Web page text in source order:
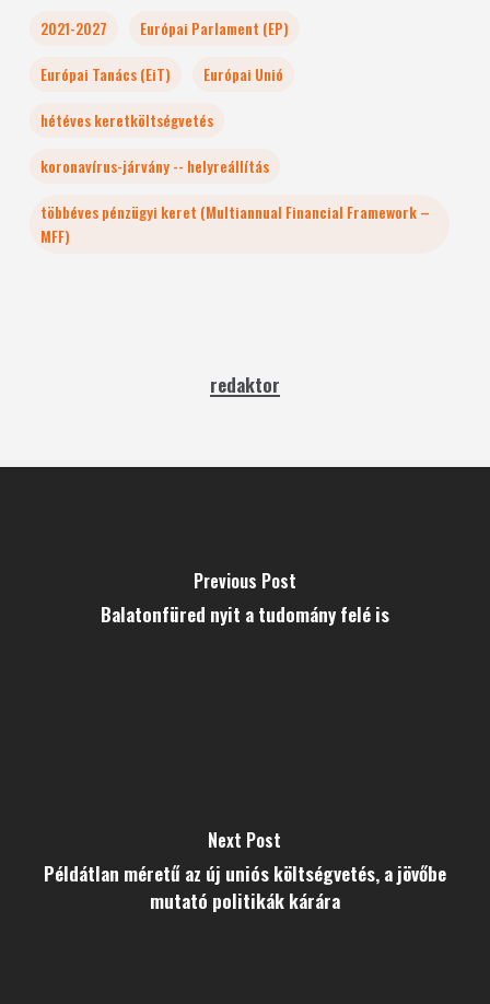
2021-2027
Európai Parlament (EP)
Európai Tanács (EiT)
Európai Unió
hétéves keretköltségvetés
koronavírus-járvány -- helyreállítás
többéves pénzügyi keret (Multiannual Financial Framework –
MFF)
redaktor
Previous Post
Balatonfüred nyit a tudomány felé is
Next Post
Példátlan méretű az új uniós költségvetés, a jövőbe
mutató politikák kárára